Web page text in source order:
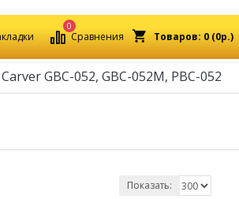
Сравнения
0
Товаров: 0 (0р.)
GBC-052, GBC-052M, PBC-052
Показать: